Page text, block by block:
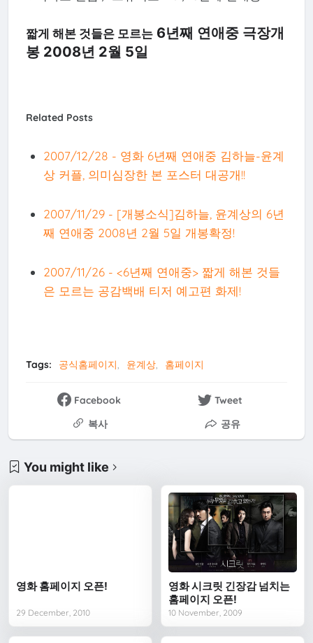
짧게 해본 것들은 모르는6년째 연애중 극장개
봉 2008년 2월 5일
Related Posts
2007/12/28 - 영화 6년째 연애중 김하늘-윤계
상 커플, 의미심장한 본 포스터 대공개!!
2007/11/29 - [개봉소식]김하늘, 윤계상의 6년
째 연애중 2008년 2월 5일 개봉확정!
2007/11/26 - <6년째 연애중> 짧게 해본 것들
은 모르는 공감백배 티저 예고편 화제!
Tags: 공식홈페이지 윤계상 홈페이지
Facebook
Tweet
복사
공유
You might like
영화 홈페이지 오픈!
29 December, 2010
영화 시크릿 긴장감 넘치는
홈페이지 오픈!
10 November, 2009